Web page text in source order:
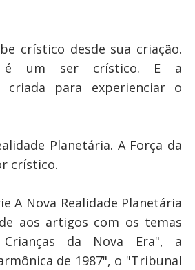
crístico desde sua criação.
é um ser crístico. E a
criada para experienciar o
Planetária. A Força da
crístico.
A Nova Realidade Planetária
aos artigos com os temas
da Nova Era", a
de 1987", o "Tribunal